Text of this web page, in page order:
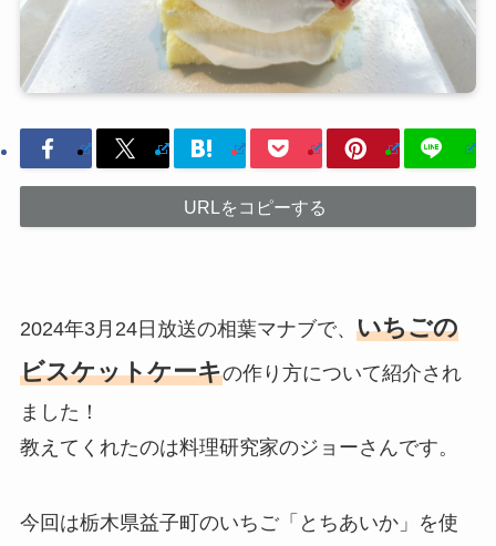
URLをコピーする
2024年3月24日放送の相葉マナブで、 いちごの
ビスケットケーキの作り方について紹介され
ました！
教えてくれたのは料理研究家のジョーさんです。
今回は栃木県益子町のいちご「とちあいか」を使